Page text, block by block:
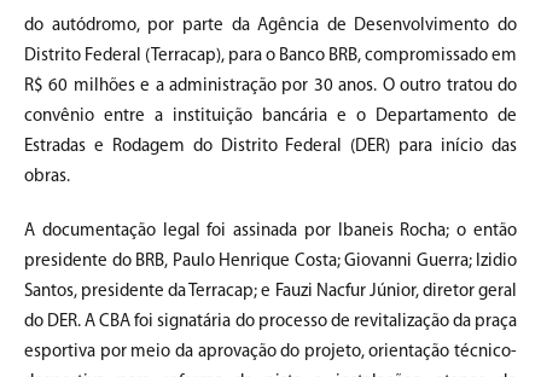
do autódromo, por parte da Agência de Desenvolvimento do
Distrito Federal (Terracap), para o Banco BRB, compromissado em
R$ 60 milhões e a administração por 30 anos. O outro tratou do
convênio entre a instituição bancária e o Departamento de
Estradas e Rodagem do Distrito Federal (DER) para início das
obras.
A documentação legal foi assinada por Ibaneis Rocha; o então
presidente do BRB, Paulo Henrique Costa; Giovanni Guerra; Izidio
Santos, presidente da Terracap; e Fauzi Nacfur Júnior, diretor geral
do DER. A CBA foi signatária do processo de revitalização da praça
esportiva por meio da aprovação do projeto, orientação técnico-